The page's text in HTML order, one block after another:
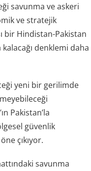
savunma ve askeri
ve stratejik
bir Hindistan-Pakistan
kalacağı denklemi daha
yeni bir gerilimde
Pakistan’la
güvenlik
çıkıyor.
savunma